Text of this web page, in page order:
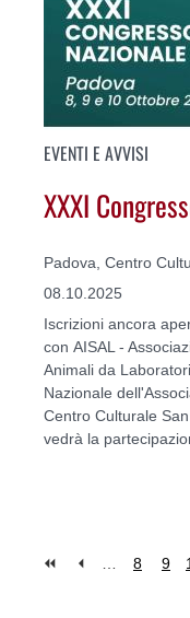
EVENTI E AVVISI
XXXI
Padova, Centro
08.10.2025
Iscrizioni ancora
con AISAL -
Animali da
Nazionale
Centro Culturale
vedrà la
8 9